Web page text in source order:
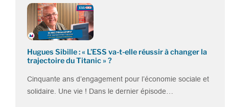
Hugues Sibille : « L’ESS va-t-elle réussir à changer la
trajectoire du Titanic » ?
Cinquante ans d’engagement pour l’économie sociale et
solidaire. Une vie ! Dans le dernier épisode…